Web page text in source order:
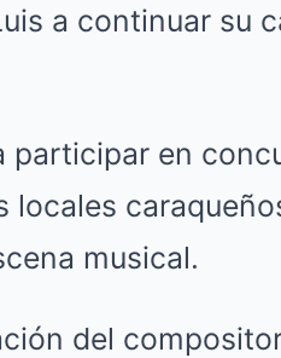
a continuar su
participar en
locales
musical.
del